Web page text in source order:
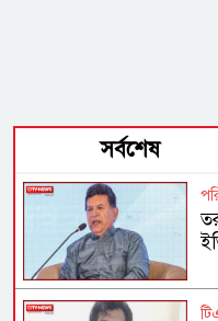
সর্বশেষ